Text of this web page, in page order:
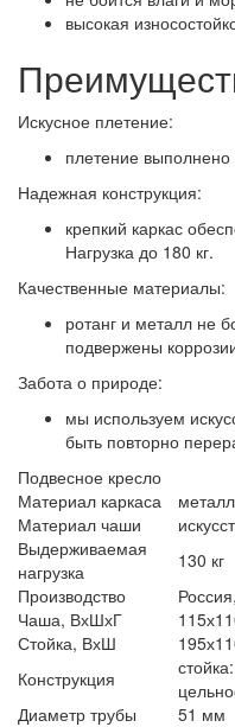
высокая
Искусное плетение:
плетение
Надежная конструкция:
крепкий каркас
Нагрузка до 180 кг.
Качественные материалы:
ротанг и металл не
подвержены
Забота о природе:
мы используем
быть повторно
Подвесное кресло
Материал каркаса
металл
Материал чаши
Выдерживаемая
нагрузка
130 кг
Производство
Чаша, ВхШхГ
Стойка, ВхШ
Конструкция
Диаметр трубы
51 мм